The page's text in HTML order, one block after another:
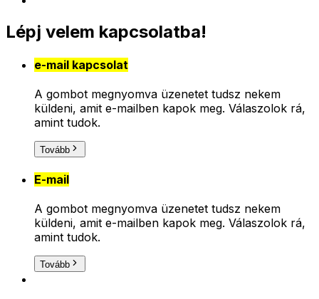
Lépj velem kapcsolatba!
e-mail kapcsolat
A gombot megnyomva üzenetet tudsz nekem
küldeni, amit e-mailben kapok meg. Válaszolok rá,
amint tudok.
Tovább
E-mail
A gombot megnyomva üzenetet tudsz nekem
küldeni, amit e-mailben kapok meg. Válaszolok rá,
amint tudok.
Tovább